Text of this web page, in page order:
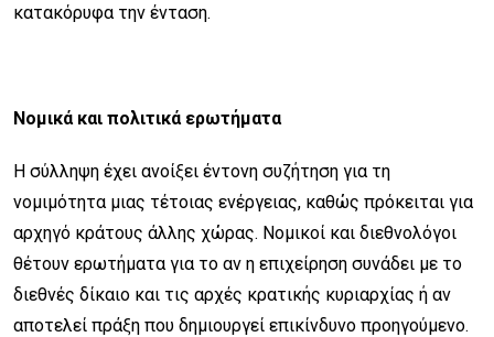
κατακόρυφα την ένταση.
Νομικά και πολιτικά ερωτήματα
Η σύλληψη έχει ανοίξει έντονη συζήτηση για τη
νομιμότητα μιας τέτοιας ενέργειας, καθώς πρόκειται για
αρχηγό κράτους άλλης χώρας. Νομικοί και διεθνολόγοι
θέτουν ερωτήματα για το αν η επιχείρηση συνάδει με το
διεθνές δίκαιο και τις αρχές κρατικής κυριαρχίας ή αν
αποτελεί πράξη που δημιουργεί επικίνδυνο προηγούμενο.